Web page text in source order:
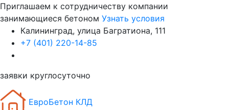
Приглашаем к сотрудничеству компании
занимающиеся бетоном Узнать условия
Калининград, улица Багратиона, 111
+7 (401) 220-14-85
заявки круглосуточно
ЕвроБетон КЛД